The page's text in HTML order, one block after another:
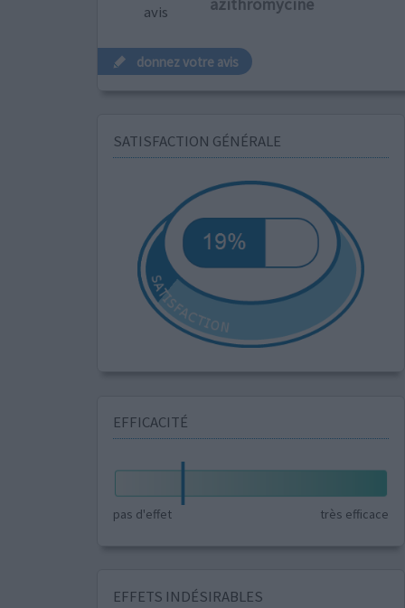
avis azithromycine
donnez votre avis
SATISFACTION GÉNÉRALE
EFFICACITÉ
pas d'effet très efficace
EFFETS INDÉSIRABLES